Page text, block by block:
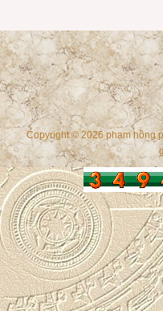
Copyright © 2026 phạm hồng